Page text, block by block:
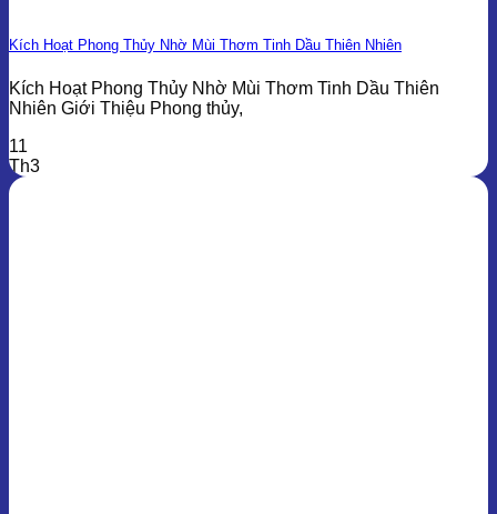
Kích Hoạt Phong Thủy Nhờ Mùi Thơm Tinh Dầu Thiên Nhiên
Kích Hoạt Phong Thủy Nhờ Mùi Thơm Tinh Dầu Thiên
Nhiên Giới Thiệu Phong thủy,
11
Th3